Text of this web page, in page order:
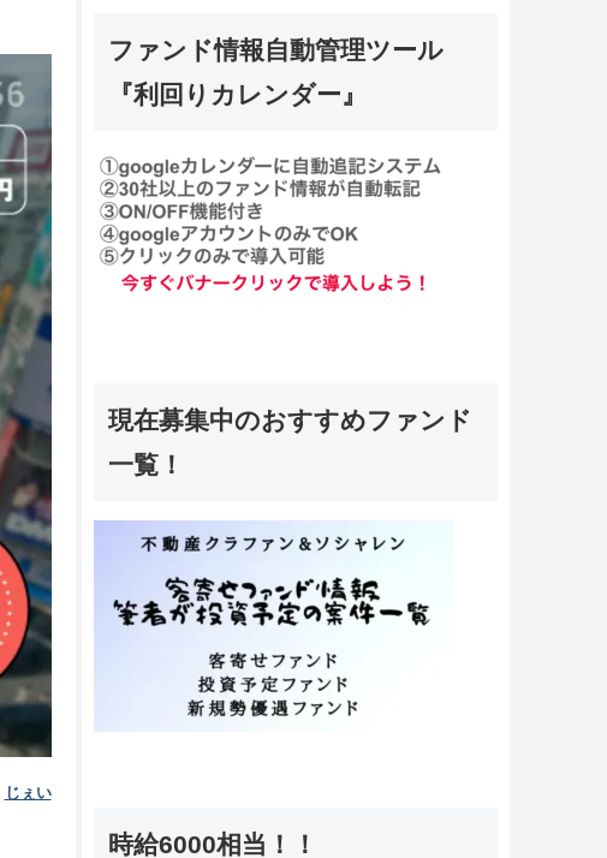
じぇい
ファンド情報自動管理ツール
『利回りカレンダー』
現在募集中のおすすめファンド
一覧！
時給6000相当！！